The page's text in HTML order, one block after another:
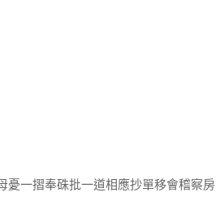
憂一摺奉硃批一道相應抄單移會稽察房